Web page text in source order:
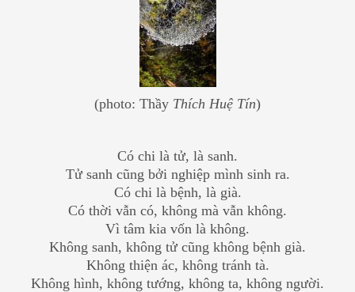
(photo: Thầy Thích Huệ Tín)
Có chi là tử, là sanh.
Tử sanh cũng bởi nghiệp mình sinh ra.
Có chi là bệnh, là già.
Có thời vẫn có, không mà vẫn không.
Vì tâm kia vốn là không.
Không sanh, không tử cũng không bệnh già.
Không thiện ác, không tránh tà.
Không hình, không tướng, không ta, không người.